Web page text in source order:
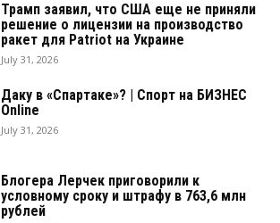
Трамп заявил, что США еще не приняли
решение о лицензии на производство
ракет для Patriot на Украине
July 31, 2026
Даку в «Спартаке»? | Спорт на БИЗНЕС
Online
July 31, 2026
Блогера Лерчек приговорили к
условному сроку и штрафу в 763,6 млн
рублей